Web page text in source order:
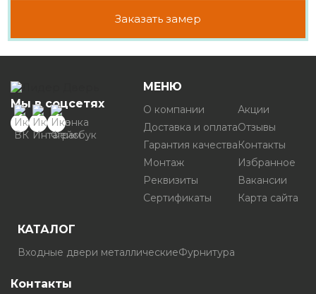
Заказать замер
Мы в соцсетях
МЕНЮ
О компании
Доставка и оплата
Гарантия качества
Монтаж
Реквизиты
Сертификаты
Акции
Отзывы
Контакты
Избранное
Вакансии
Карта сайта
КАТАЛОГ
Входные двери металлическиеФурнитура
Контакты